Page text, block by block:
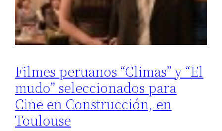
Filmes peruanos “Climas” y “El
mudo” seleccionados para
Cine en Construcción, en
Toulouse